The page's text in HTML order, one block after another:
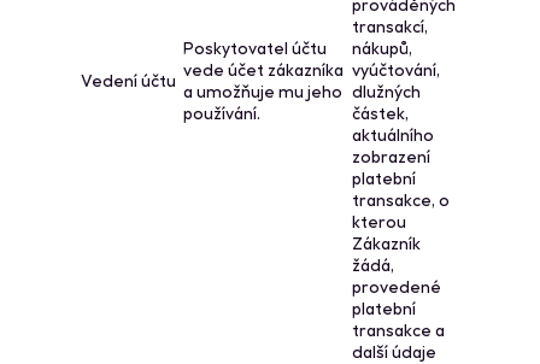
Vedení účtu
Poskytovatel účtu
vede účet zákazníka
a umožňuje mu jeho
používání.
prováděných
transakcí,
nákupů,
vyúčtování,
dlužných
částek,
aktuálního
zobrazení
platební
transakce, o
kterou
Zákazník
žádá,
provedené
platební
transakce a
další údaje